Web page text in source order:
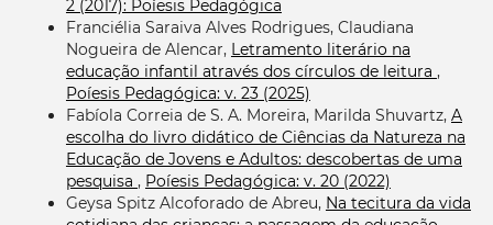
2 (2017): Poíesis Pedagógica
Franciélia Saraiva Alves Rodrigues, Claudiana
Nogueira de Alencar, Letramento literário na
educação infantil através dos círculos de leitura ,
Poíesis Pedagógica: v. 23 (2025)
Fabíola Correia de S. A. Moreira, Marilda Shuvartz, A
escolha do livro didático de Ciências da Natureza na
Educação de Jovens e Adultos: descobertas de uma
pesquisa , Poíesis Pedagógica: v. 20 (2022)
Geysa Spitz Alcoforado de Abreu, Na tecitura da vida